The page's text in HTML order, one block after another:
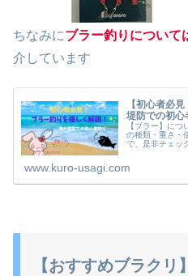
ちなみにブラー釣りについて
介しています
【初心者必
堤防での初心
【ブラー】に
の種類・重さ・
で、是非チェッ
www.kuro-usagi.com
【おすすめブラク